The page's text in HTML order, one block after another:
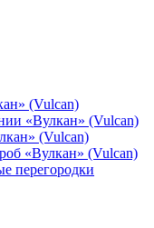
(Vulcan)
«Вулкан» (Vulcan)
(Vulcan)
«Вулкан» (Vulcan)
перегородки